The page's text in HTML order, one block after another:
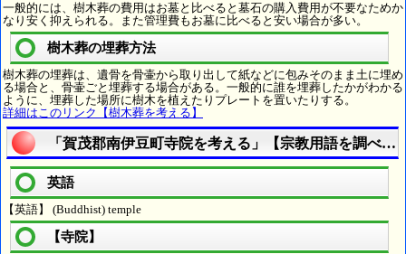
一般的には、樹木葬の費用はお墓と比べると墓石の購入費用が不要なためか
なり安く抑えられる。また管理費もお墓に比べると安い場合が多い。
樹木葬の埋葬方法
樹木葬の埋葬は、遺骨を骨壷から取り出して紙などに包みそのまま土に埋め
る場合と、骨壷ごと埋葬する場合がある。一般的に誰を埋葬したかがわかる
ように、埋葬した場所に樹木を植えたりプレートを置いたりする。
詳細はこのリンク【樹木葬を考える】
「賀茂郡南伊豆町寺院を考える」【宗教用語を調べる
英語
【英語】 (Buddhist) temple
【寺院】